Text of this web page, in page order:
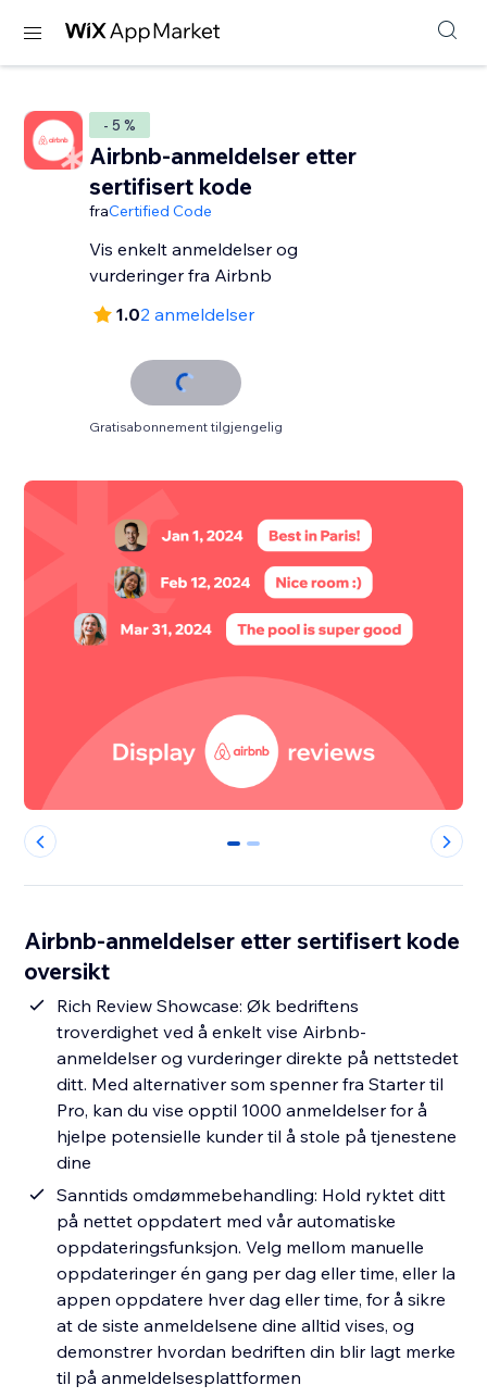
- 5 %
Airbnb-anmeldelser etter
sertifisert kode
fraCertified Code
Vis enkelt anmeldelser og
vurderinger fra Airbnb
1.02 anmeldelser
Gratisabonnement tilgjengelig
0 1
Airbnb-anmeldelser etter sertifisert kode
oversikt
Rich Review Showcase: Øk bedriftens
troverdighet ved å enkelt vise Airbnb-
anmeldelser og vurderinger direkte på nettstedet
ditt. Med alternativer som spenner fra Starter til
Pro, kan du vise opptil 1000 anmeldelser for å
hjelpe potensielle kunder til å stole på tjenestene
dine
Sanntids omdømmebehandling: Hold ryktet ditt
på nettet oppdatert med vår automatiske
oppdateringsfunksjon. Velg mellom manuelle
oppdateringer én gang per dag eller time, eller la
appen oppdatere hver dag eller time, for å sikre
at de siste anmeldelsene dine alltid vises, og
demonstrer hvordan bedriften din blir lagt merke
til på anmeldelsesplattformen